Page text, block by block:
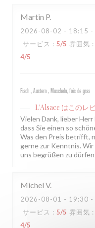
Martin P
2026-08-02 - 18:15 -
サービス : 5/5 雰囲気 :
4/5
Fisch , Austern , Muscheln, fois de gras
L'Alsace はこのレ
Vielen Dank, lieber
dass Sie einen so
Was den Preis betrifft,
gerne zur Kenntnis.
uns begrüßen zu
Michel V
2026-08-01 - 19:30 -
サービス : 5/5 雰囲気 :
4/5